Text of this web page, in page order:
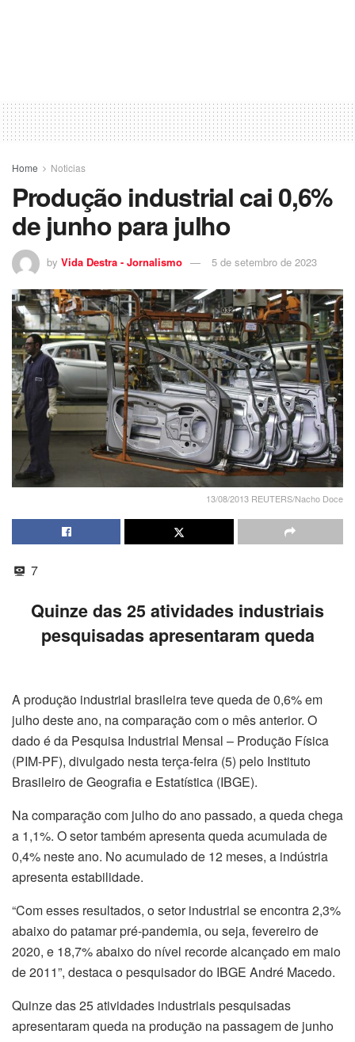
Home Noticias
Produção industrial cai 0,6%
de junho para julho
by Vida Destra - Jornalismo 5 de setembro de 2023
13/08/2013 REUTERS/Nacho Doce
7
Quinze das 25 atividades industriais
pesquisadas apresentaram queda
A produção industrial brasileira teve queda de 0,6% em
julho deste ano, na comparação com o mês anterior. O
dado é da Pesquisa Industrial Mensal – Produção Física
(PIM-PF), divulgado nesta terça-feira (5) pelo Instituto
Brasileiro de Geografia e Estatística (IBGE).
Na comparação com julho do ano passado, a queda chega
a 1,1%. O setor também apresenta queda acumulada de
0,4% neste ano. No acumulado de 12 meses, a indústria
apresenta estabilidade.
“Com esses resultados, o setor industrial se encontra 2,3%
abaixo do patamar pré-pandemia, ou seja, fevereiro de
2020, e 18,7% abaixo do nível recorde alcançado em maio
de 2011”, destaca o pesquisador do IBGE André Macedo.
Quinze das 25 atividades industriais pesquisadas
apresentaram queda na produção na passagem de junho